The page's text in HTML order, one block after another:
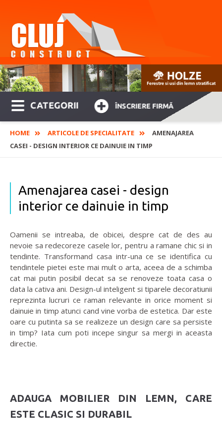
CATEGORII ÎNSCRIERE FIRMĂ
HOME ARTICOLE DE SPECIALITATE
AMENAJAREA
CASEI - DESIGN INTERIOR CE DAINUIE IN TIMP
Amenajarea casei - design
interior ce dainuie in timp
Oamenii se intreaba, de obicei, despre cat de des au
nevoie sa redecoreze casele lor, pentru a ramane chic si in
tendinte. Transformand casa intr-una ce se identifica cu
tendintele pietei este mai mult o arta, aceea de a schimba
cat mai putin posibil decat sa se renoveze toata casa o
data la cativa ani. Design-ul inteligent si tiparele decoratiunii
reprezinta lucruri ce raman relevante in orice moment si
dainuie in timp atunci cand vine vorba de estetica. Dar este
oare cu putinta sa se realizeze un design care sa persiste
in timp? Iata cum poti incepe singur sa mergi in aceasta
directie.
ADAUGA MOBILIER DIN LEMN, CARE
ESTE CLASIC SI DURABIL